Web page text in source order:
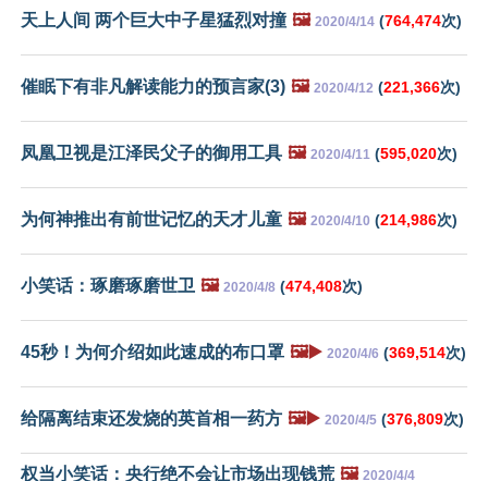
天上人间 两个巨大中子星猛烈对撞 🖼️ 2020/4/14 (764,474次)
催眠下有非凡解读能力的预言家(3) 🖼️ 2020/4/12 (221,366次)
凤凰卫视是江泽民父子的御用工具 🖼️ 2020/4/11 (595,020次)
为何神推出有前世记忆的天才儿童 🖼️ 2020/4/10 (214,986次)
小笑话：琢磨琢磨世卫 🖼️ 2020/4/8 (474,408次)
45秒！为何介绍如此速成的布口罩 🖼️▶️ 2020/4/6 (369,514次)
给隔离结束还发烧的英首相一药方 🖼️▶️ 2020/4/5 (376,809次)
权当小笑话：央行绝不会让市场出现钱荒 🖼️ 2020/4/4